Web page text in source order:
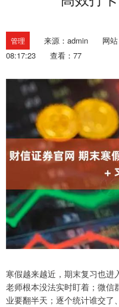
管理 来源：admin 网
08:17:23
查看：77
寒假越来越近，期末复习也
老师根本没法实时盯着；微信
业要翻半天；逐个统计谁交